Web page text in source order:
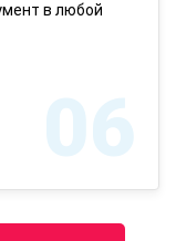
в любой
06